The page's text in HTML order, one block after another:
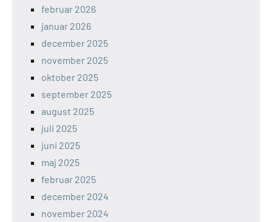
februar 2026
januar 2026
december 2025
november 2025
oktober 2025
september 2025
august 2025
juli 2025
juni 2025
maj 2025
februar 2025
december 2024
november 2024